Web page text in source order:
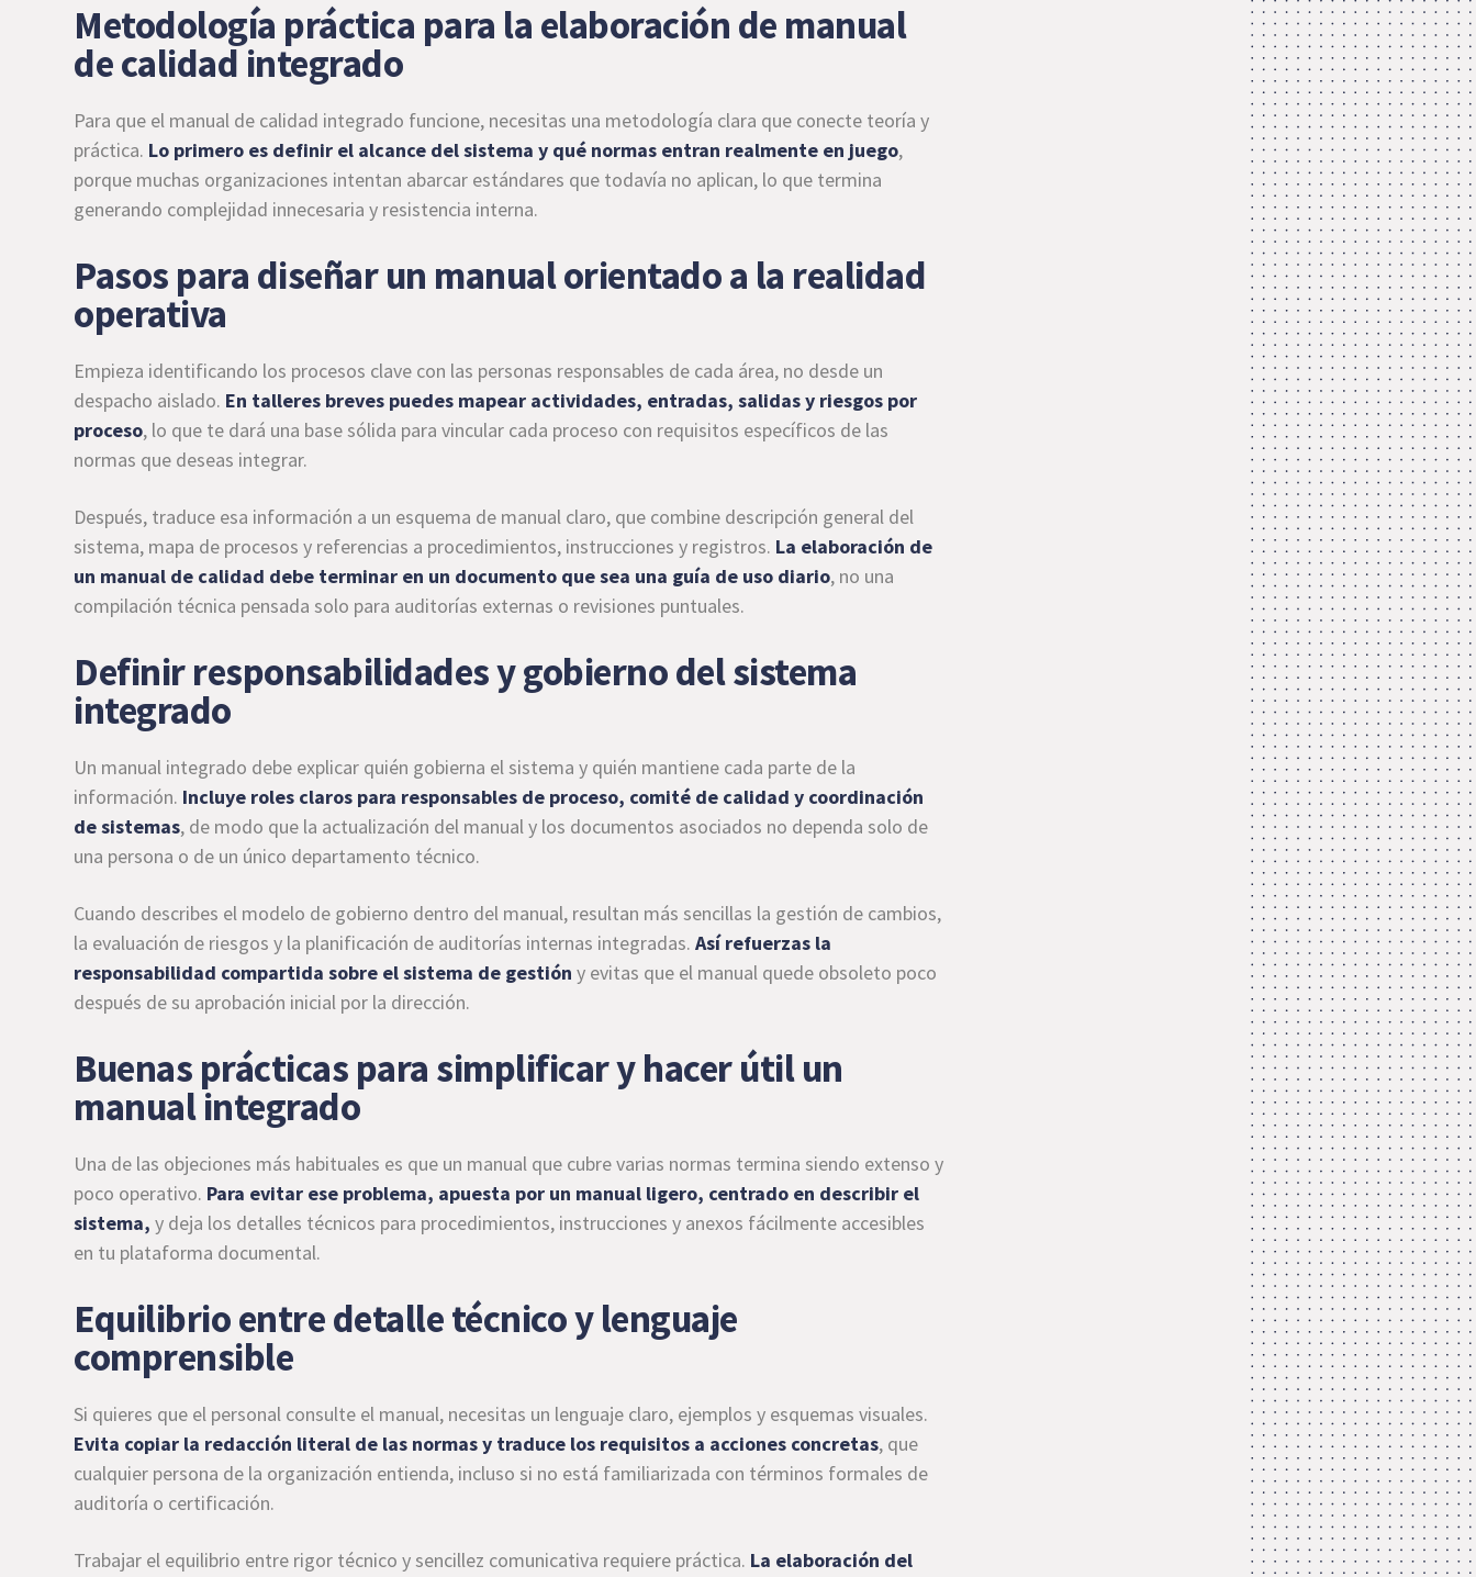
Metodología práctica para la elaboración de manual
de calidad integrado
Para que el manual de calidad integrado funcione, necesitas una metodología clara que conecte teoría y
práctica. Lo primero es definir el alcance del sistema y qué normas entran realmente en juego,
porque muchas organizaciones intentan abarcar estándares que todavía no aplican, lo que termina
generando complejidad innecesaria y resistencia interna.
Pasos para diseñar un manual orientado a la realidad
operativa
Empieza identificando los procesos clave con las personas responsables de cada área, no desde un
despacho aislado. En talleres breves puedes mapear actividades, entradas, salidas y riesgos por
proceso, lo que te dará una base sólida para vincular cada proceso con requisitos específicos de las
normas que deseas integrar.
Después, traduce esa información a un esquema de manual claro, que combine descripción general del
sistema, mapa de procesos y referencias a procedimientos, instrucciones y registros. La elaboración de
un manual de calidad debe terminar en un documento que sea una guía de uso diario, no una
compilación técnica pensada solo para auditorías externas o revisiones puntuales.
Definir responsabilidades y gobierno del sistema
integrado
Un manual integrado debe explicar quién gobierna el sistema y quién mantiene cada parte de la
información. Incluye roles claros para responsables de proceso, comité de calidad y coordinación
de sistemas, de modo que la actualización del manual y los documentos asociados no dependa solo de
una persona o de un único departamento técnico.
Cuando describes el modelo de gobierno dentro del manual, resultan más sencillas la gestión de cambios,
la evaluación de riesgos y la planificación de auditorías internas integradas.Así refuerzas la
responsabilidad compartida sobre el sistema de gestión y evitas que el manual quede obsoleto poco
después de su aprobación inicial por la dirección.
Buenas prácticas para simplificar y hacer útil un
manual integrado
Una de las objeciones más habituales es que un manual que cubre varias normas termina siendo extenso y
poco operativo. Para evitar ese problema, apuesta por un manual ligero, centrado en describir el
sistema, y deja los detalles técnicos para procedimientos, instrucciones y anexos fácilmente accesibles
en tu plataforma documental.
Equilibrio entre detalle técnico y lenguaje
comprensible
Si quieres que el personal consulte el manual, necesitas un lenguaje claro, ejemplos y esquemas visuales.
Evita copiar la redacción literal de las normas y traduce los requisitos a acciones concretas, que
cualquier persona de la organización entienda, incluso si no está familiarizada con términos formales de
auditoría o certificación.
Trabajar el equilibrio entre rigor técnico y sencillez comunicativa requiere práctica. La elaboración del